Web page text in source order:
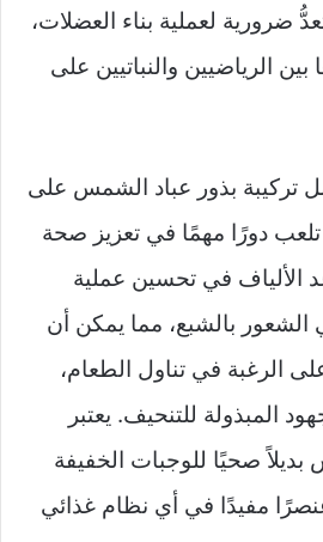
ضرورية لعملية بناء العضلات،
بين الرياضيين والنباتيين على
تركيبة بذور عباد الشمس على
تلعب دورًا مهمًا في تعزيز صحة
الألياف في تحسين عملية
بالشبع، مما يمكن أن
الرغبة في تناول الطعام،
المبذولة للتنحيف. يعتبر
صحيًا للوجبات الخفيفة
عنصرًا مفيدًا في أي نظام غذائي